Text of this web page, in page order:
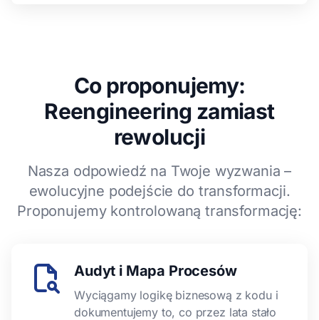
Co proponujemy:
Reengineering zamiast
rewolucji
Nasza odpowiedź na Twoje wyzwania –
ewolucyjne podejście do transformacji.
Proponujemy kontrolowaną transformację:
Audyt i Mapa Procesów
Wyciągamy logikę biznesową z kodu i
dokumentujemy to, co przez lata stało